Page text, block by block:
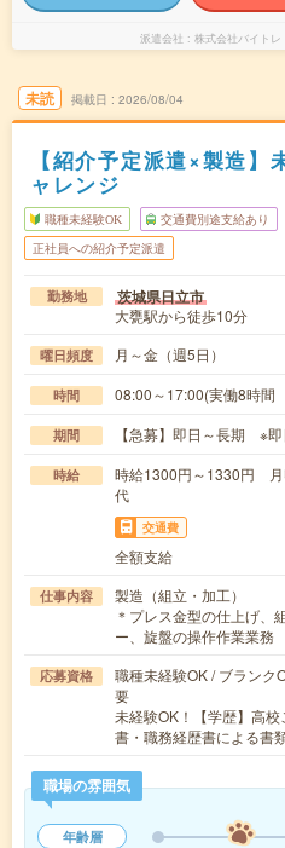
派遣会社 株式会社バイトレ
未読 掲載日 2026/08/04
【紹介予定派遣×製造】
ャレンジ
職種未経験OK 交通費別途支給あり
正社員への紹介予定派遣
勤務地 茨城県日立市
大甕駅から徒歩10分
曜日頻度 月～金（週5日）
時間 08:00～17:00(実働8時
期間 【急募】即日～長期 ※即
時給
時給1300円～1330円 月
代
交通費
全額支給
仕事内容
製造（組立・加工）
＊プレス金型の仕上げ、
ー、旋盤の操作作業業務
応募資格
職種未経験OK / ブランク
要
未経験OK！【学歴】高
書・職務経歴書による書
職場の雰囲気
年齢層